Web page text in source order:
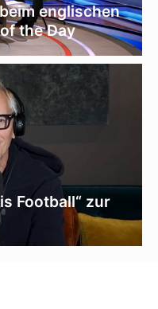
englischen
the Day
Football“ zur